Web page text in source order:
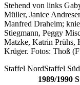
Stehend von links
Müller, Janice
Manfred Draheim;
Stiegmann, Peggy
Matzke, Katrin Prühs,
Krüger. Fotos: Thoß
Staffel NordStaffel Süd
1989/1990